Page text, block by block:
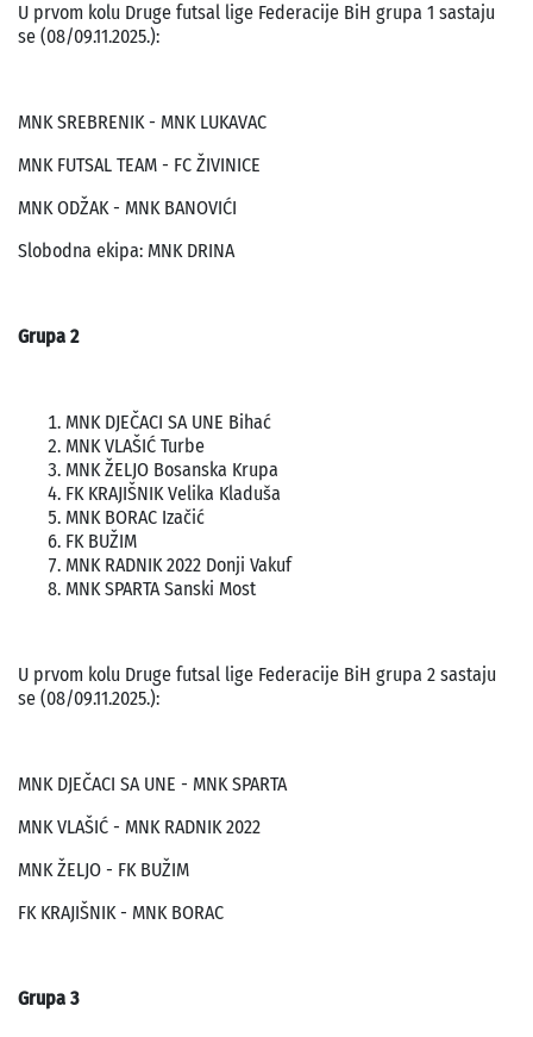
U prvom kolu Druge futsal lige Federacije BiH grupa 1 sastaju
se (08/09.11.2025.):
MNK SREBRENIK - MNK LUKAVAC
MNK FUTSAL TEAM - FC ŽIVINICE
MNK ODŽAK - MNK BANOVIĆI
Slobodna ekipa: MNK DRINA
Grupa 2
MNK DJEČACI SA UNE Bihać
MNK VLAŠIĆ Turbe
MNK ŽELJO Bosanska Krupa
FK KRAJIŠNIK Velika Kladuša
MNK BORAC Izačić
FK BUŽIM
MNK RADNIK 2022 Donji Vakuf
MNK SPARTA Sanski Most
U prvom kolu Druge futsal lige Federacije BiH grupa 2 sastaju
se (08/09.11.2025.):
MNK DJEČACI SA UNE - MNK SPARTA
MNK VLAŠIĆ - MNK RADNIK 2022
MNK ŽELJO - FK BUŽIM
FK KRAJIŠNIK - MNK BORAC
Grupa 3